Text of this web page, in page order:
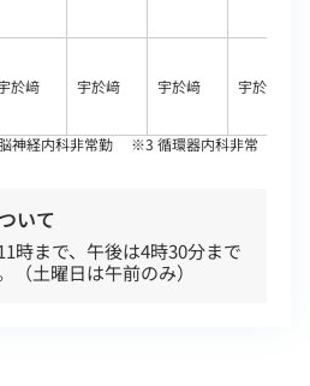
於﨑 宇於﨑 宇於﨑 宇於﨑
神経内科非常勤 ※3 循環器内科非常
いて
時まで、午後は4時30分まで
（土曜日は午前のみ）